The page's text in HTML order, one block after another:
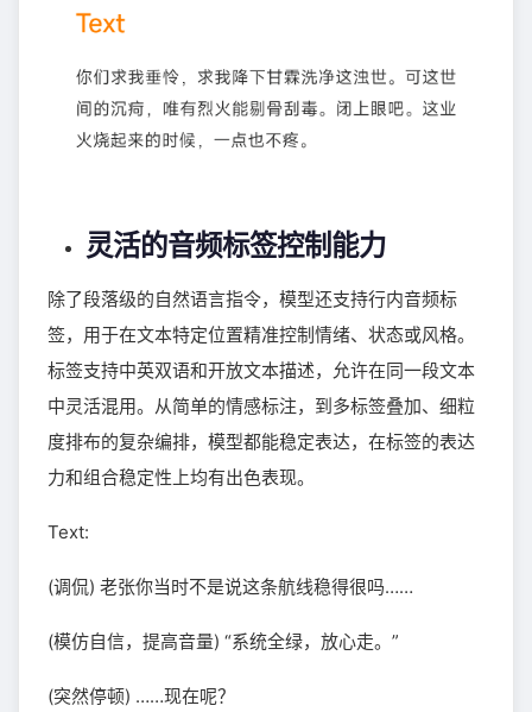
灵活的音频标签控制能力
除了段落级的自然语言指令，模型还支持行内音频标
签，用于在文本特定位置精准控制情绪、状态或风格。
标签支持中英双语和开放文本描述，允许在同一段文本
中灵活混用。从简单的情感标注，到多标签叠加、细粒
度排布的复杂编排，模型都能稳定表达，在标签的表达
力和组合稳定性上均有出色表现。
Text:
(调侃) 老张你当时不是说这条航线稳得很吗……
(模仿自信，提高音量) “系统全绿，放心走。”
(突然停顿) ……现在呢？